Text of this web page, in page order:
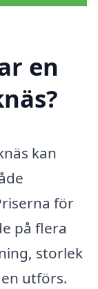
en
kan
för
på flera
storlek
utförs.